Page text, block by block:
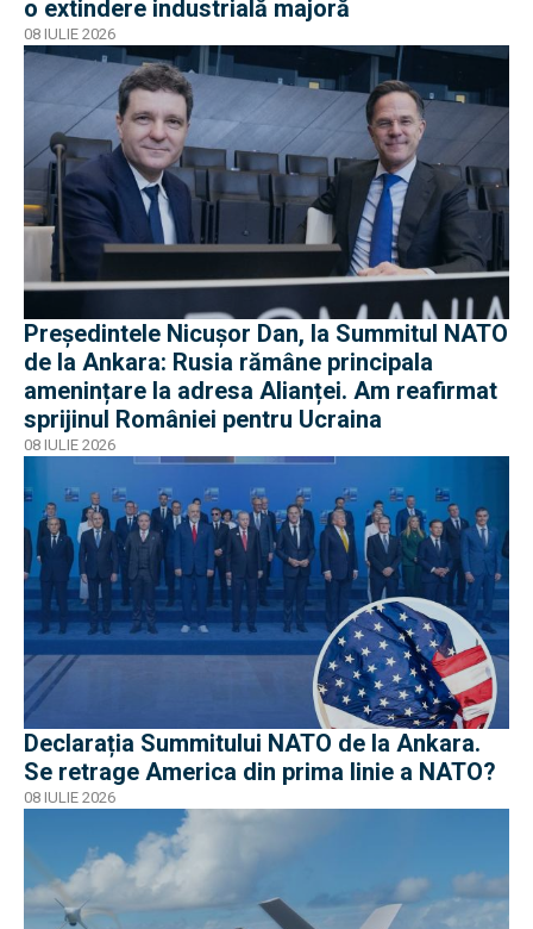
o extindere industrială majoră
08 IULIE 2026
Președintele Nicușor Dan, la Summitul NATO
de la Ankara: Rusia rămâne principala
amenințare la adresa Alianței. Am reafirmat
sprijinul României pentru Ucraina
08 IULIE 2026
Declarația Summitului NATO de la Ankara.
Se retrage America din prima linie a NATO?
08 IULIE 2026